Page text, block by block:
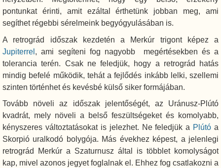
pontunkat érinti, amit ezáltal érthetünk jobban meg, ami
segíthet régebbi sérelmeink begyógyulásában is.
A retrográd időszak kezdetén a Merkúr trigont képez a
Jupiterrel , ami segíteni fog nagyobb megértésekben és a
tolerancia terén. Csak ne feledjük, hogy a retrográd hatás
mindig befelé működik, tehát a fejlődés inkább lelki, szellemi
szinten történhet és kevésbé külső siker formájában.
Tovább növeli az időszak jelentőségét, az Uránusz-Plútó
kvadrát, mely növeli a belső feszültségeket és komolyabb,
kényszeres változtatásokat is jelezhet. Ne feledjük a Plútó a
Skorpió uralkodó bolygója. Más évekhez képest, a jelenlegi
retrográd Merkúr a Szaturnusz által is többlet komolyságot
kap, mivel azonos jegyet foglalnak el. Ehhez fog csatlakozni a